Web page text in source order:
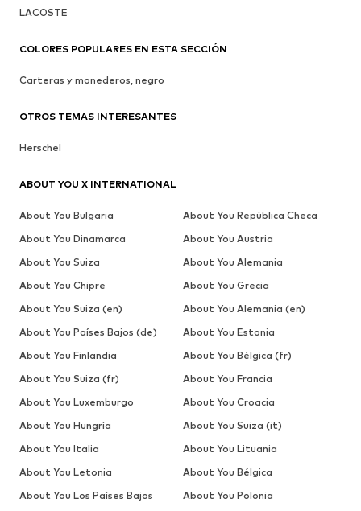
LACOSTE
COLORES POPULARES EN ESTA SECCIÓN
Carteras y monederos, negro
OTROS TEMAS INTERESANTES
Herschel
ABOUT YOU X INTERNATIONAL
About You Bulgaria
About You República Checa
About You Dinamarca
About You Austria
About You Suiza
About You Alemania
About You Chipre
About You Grecia
About You Suiza (en)
About You Alemania (en)
About You Países Bajos (de)
About You Estonia
About You Finlandia
About You Bélgica (fr)
About You Suiza (fr)
About You Francia
About You Luxemburgo
About You Croacia
About You Hungría
About You Suiza (it)
About You Italia
About You Lituania
About You Letonia
About You Bélgica
About You Los Países Bajos
About You Polonia